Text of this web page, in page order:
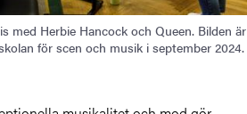
med Herbie Hancock och Queen. Bilden är
för scen och musik i september 2024.